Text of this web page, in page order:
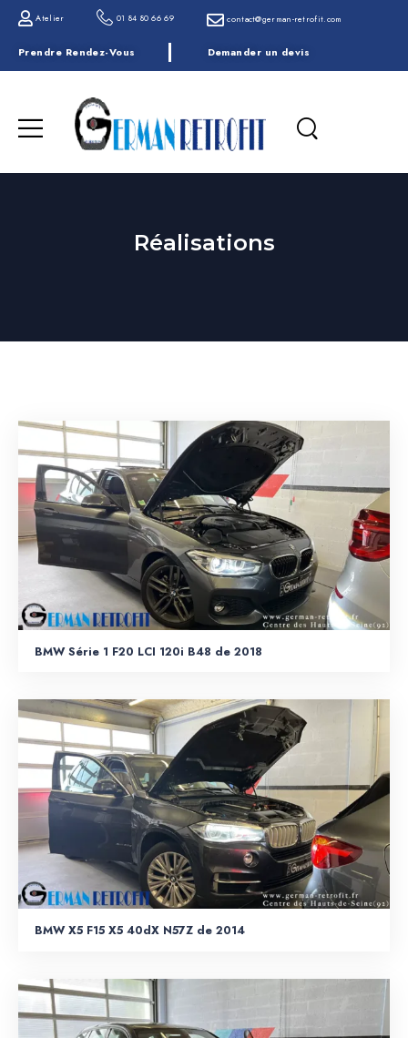
Atelier 01 84 80 66 69 contact@german-retrofit.com
Prendre Rendez-Vous Demander un devis
Réalisations
BMW Série 1 F20 LCI 120i B48 de 2018
BMW X5 F15 X5 40dX N57Z de 2014